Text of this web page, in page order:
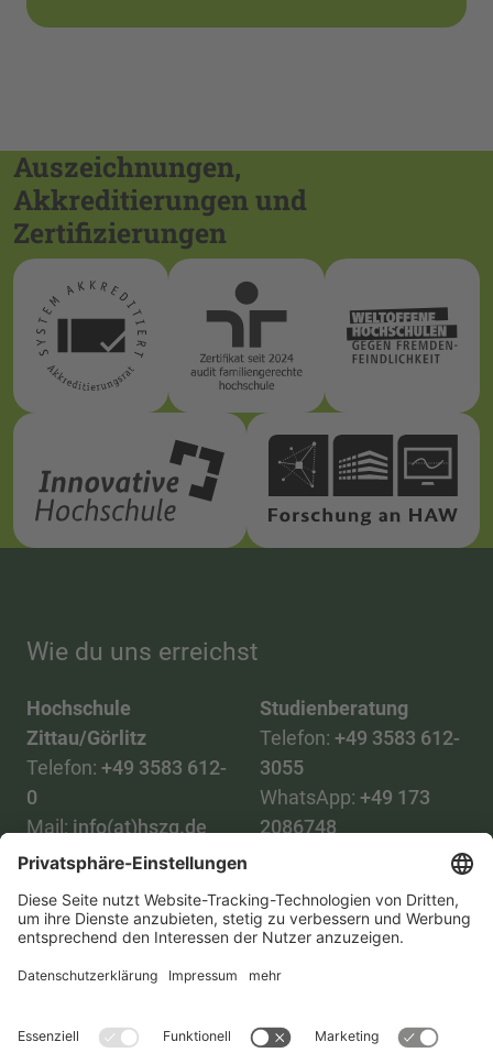
Auszeichnungen,
Akkreditierungen und
Zertifizierungen
Wie du uns erreichst
Hochschule
Zittau/Görlitz
Telefon: +49 3583 612-
0
Mail: info(at)hszg.de
Studienberatung
Telefon: +49 3583 612-
3055
WhatsApp: +49 173
2086748
Alle StudiengängeDatenschutz
ImpressumBarrierefreiheitPresse